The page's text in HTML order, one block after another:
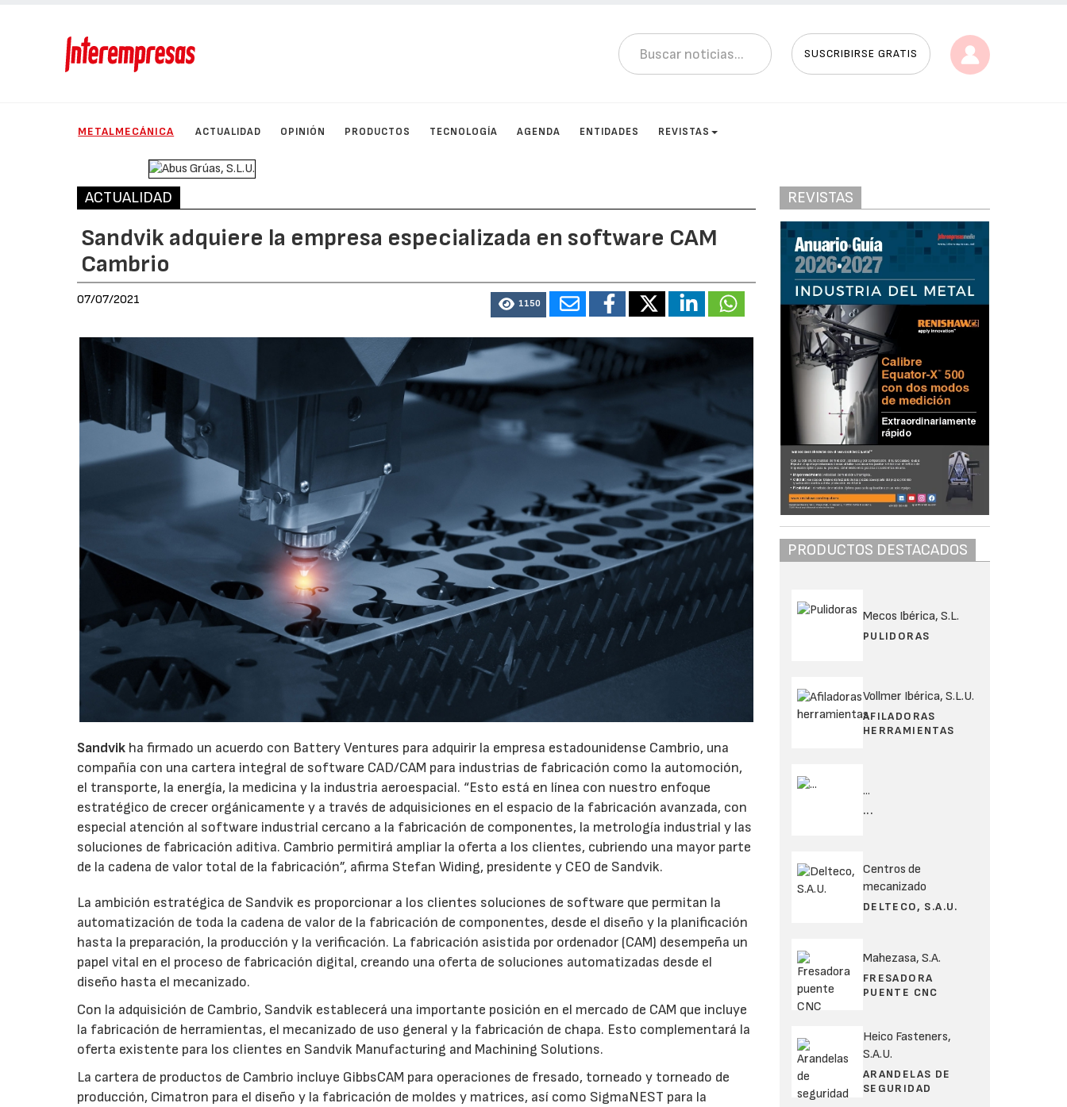
SUSCRIBIRSE GRATIS
METALMECÁNICA ACTUALIDAD OPINIÓN PRODUCTOS TECNOLOGÍA AGENDA ENTIDADES REVISTAS
ACTUALIDAD
Sandvik adquiere la empresa especializada en software CAM
Cambrio
07/07/2021 1150
Sandvik ha firmado un acuerdo con Battery Ventures para adquirir la empresa estadounidense Cambrio, una
compañía con una cartera integral de software CAD/CAM para industrias de fabricación como la automoción,
el transporte, la energía, la medicina y la industria aeroespacial. “Esto está en línea con nuestro enfoque
estratégico de crecer orgánicamente y a través de adquisiciones en el espacio de la fabricación avanzada, con
especial atención al software industrial cercano a la fabricación de componentes, la metrología industrial y las
soluciones de fabricación aditiva. Cambrio permitirá ampliar la oferta a los clientes, cubriendo una mayor parte
de la cadena de valor total de la fabricación”, afirma Stefan Widing, presidente y CEO de Sandvik.
La ambición estratégica de Sandvik es proporcionar a los clientes soluciones de software que permitan la
automatización de toda la cadena de valor de la fabricación de componentes, desde el diseño y la planificación
hasta la preparación, la producción y la verificación. La fabricación asistida por ordenador (CAM) desempeña un
papel vital en el proceso de fabricación digital, creando una oferta de soluciones automatizadas desde el
diseño hasta el mecanizado.
Con la adquisición de Cambrio, Sandvik establecerá una importante posición en el mercado de CAM que incluye
la fabricación de herramientas, el mecanizado de uso general y la fabricación de chapa. Esto complementará la
oferta existente para los clientes en Sandvik Manufacturing and Machining Solutions.
La cartera de productos de Cambrio incluye GibbsCAM para operaciones de fresado, torneado y torneado de
producción, Cimatron para el diseño y la fabricación de moldes y matrices, así como SigmaNEST para la
REVISTAS
PRODUCTOS DESTACADOS
Mecos Ibérica, S.L.
PULIDORAS
Vollmer Ibérica, S.L.U.
AFILADORAS
HERRAMIENTAS
...
...
Centros de
mecanizado
DELTECO, S.A.U.
Mahezasa, S.A.
FRESADORA
PUENTE CNC
Heico Fasteners,
S.A.U.
ARANDELAS DE
SEGURIDAD